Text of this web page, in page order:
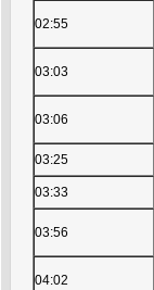
02:55
03:03
03:06
03:25
03:33
03:56
04:02